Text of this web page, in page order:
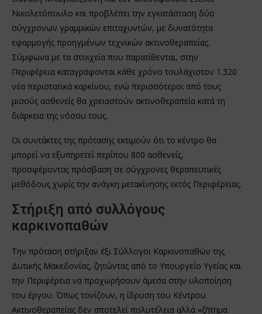
Νικολετόπουλο και προβλέπει την εγκατάσταση δύο
σύγχρονων γραμμικών επιταχυντών, με δυνατότητα
εφαρμογής προηγμένων τεχνικών ακτινοθεραπείας.
Σύμφωνα με τα στοιχεία που παρατίθενται, στην
Περιφέρεια καταγράφονται κάθε χρόνο τουλάχιστον 1.320
νέα περιστατικά καρκίνου, ενώ περισσότεροι από τους
μισούς ασθενείς θα χρειαστούν ακτινοθεραπεία κατά τη
διάρκεια της νόσου τους.
Οι συντάκτες της πρότασης εκτιμούν ότι το κέντρο θα
μπορεί να εξυπηρετεί περίπου 800 ασθενείς,
προσφέροντας πρόσβαση σε σύγχρονες θεραπευτικές
μεθόδους χωρίς την ανάγκη μετακίνησης εκτός Περιφέρειας.
Στήριξη από συλλόγους
καρκινοπαθών
Την πρόταση στήριξαν έξι Σύλλογοι Καρκινοπαθών της
Δυτικής Μακεδονίας, ζητώντας από το Υπουργείο Υγείας και
την Περιφέρεια να προχωρήσουν άμεσα στην υλοποίηση
του έργου. Όπως τονίζουν, η ίδρυση του Κέντρου
Ακτινοθεραπείας δεν αποτελεί πολυτέλεια αλλά «ζήτημα